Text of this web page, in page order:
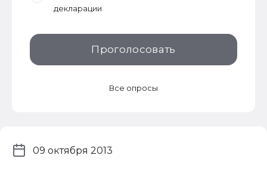
09 октября 2013
декларации
Проголосовать
Все опросы